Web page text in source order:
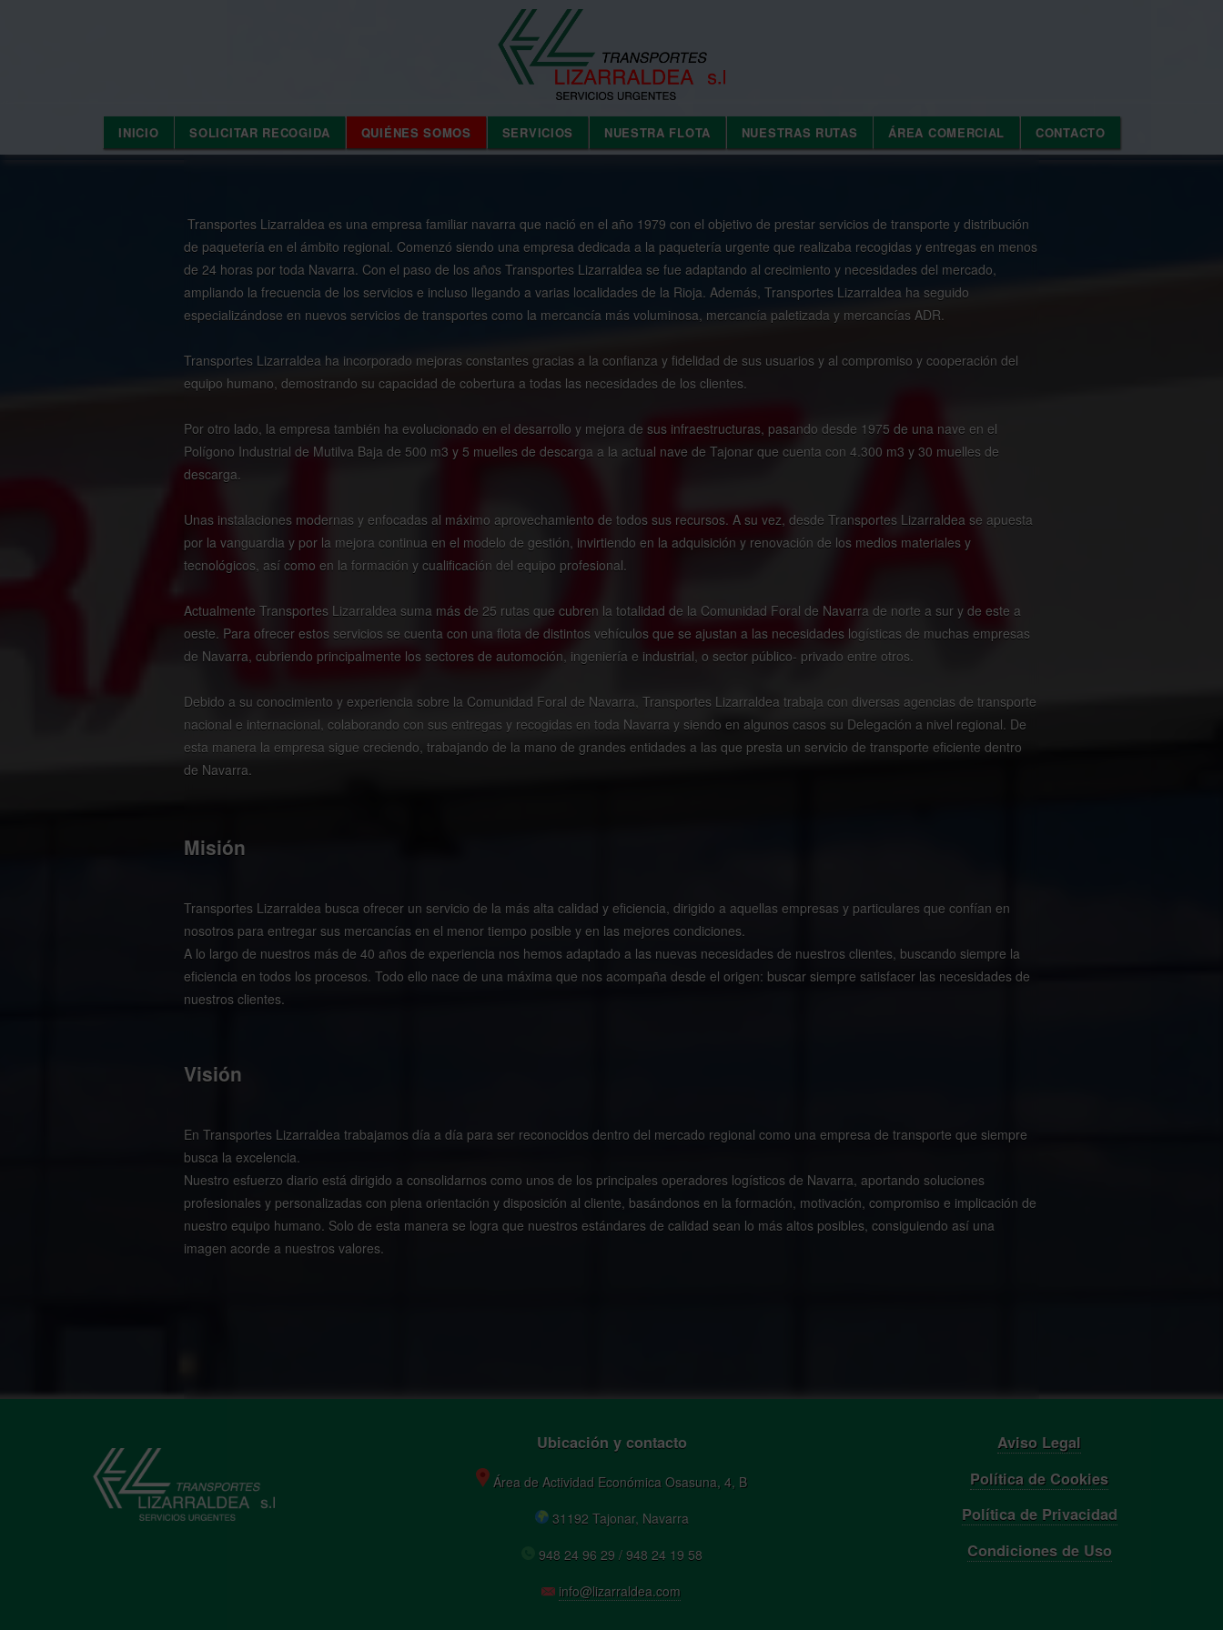
INICIO SOLICITAR RECOGIDA QUIÉNES SOMOS SERVICIOS NUESTRA FLOTA NUESTRAS RUTAS ÁREA COMERCIAL CONTACTO
Transportes Lizarraldea es una empresa familiar navarra que nació en el año 1979 con el objetivo de prestar servicios de transporte y distribución
de paquetería en el ámbito regional. Comenzó siendo una empresa dedicada a la paquetería urgente que realizaba recogidas y entregas en menos
de 24 horas por toda Navarra. Con el paso de los años Transportes Lizarraldea se fue adaptando al crecimiento y necesidades del mercado,
ampliando la frecuencia de los servicios e incluso llegando a varias localidades de la Rioja. Además, Transportes Lizarraldea ha seguido
especializándose en nuevos servicios de transportes como la mercancía más voluminosa, mercancía paletizada y mercancías ADR.
Transportes Lizarraldea ha incorporado mejoras constantes gracias a la confianza y fidelidad de sus usuarios y al compromiso y cooperación del
equipo humano, demostrando su capacidad de cobertura a todas las necesidades de los clientes.
Por otro lado, la empresa también ha evolucionado en el desarrollo y mejora de sus infraestructuras, pasando desde 1975 de una nave en el
Polígono Industrial de Mutilva Baja de 500 m3 y 5 muelles de descarga a la actual nave de Tajonar que cuenta con 4.300 m3 y 30 muelles de
descarga.
Unas instalaciones modernas y enfocadas al máximo aprovechamiento de todos sus recursos. A su vez, desde Transportes Lizarraldea se apuesta
por la vanguardia y por la mejora continua en el modelo de gestión, invirtiendo en la adquisición y renovación de los medios materiales y
tecnológicos, así como en la formación y cualificación del equipo profesional.
Actualmente Transportes Lizarraldea suma más de 25 rutas que cubren la totalidad de la Comunidad Foral de Navarra de norte a sur y de este a
oeste. Para ofrecer estos servicios se cuenta con una flota de distintos vehículos que se ajustan a las necesidades logísticas de muchas empresas
de Navarra, cubriendo principalmente los sectores de automoción, ingeniería e industrial, o sector público- privado entre otros.
Debido a su conocimiento y experiencia sobre la Comunidad Foral de Navarra, Transportes Lizarraldea trabaja con diversas agencias de transporte
nacional e internacional, colaborando con sus entregas y recogidas en toda Navarra y siendo en algunos casos su Delegación a nivel regional. De
esta manera la empresa sigue creciendo, trabajando de la mano de grandes entidades a las que presta un servicio de transporte eficiente dentro
de Navarra.
Misión
Transportes Lizarraldea busca ofrecer un servicio de la más alta calidad y eficiencia, dirigido a aquellas empresas y particulares que confían en
nosotros para entregar sus mercancías en el menor tiempo posible y en las mejores condiciones.
A lo largo de nuestros más de 40 años de experiencia nos hemos adaptado a las nuevas necesidades de nuestros clientes, buscando siempre la
eficiencia en todos los procesos. Todo ello nace de una máxima que nos acompaña desde el origen: buscar siempre satisfacer las necesidades de
nuestros clientes.
Visión
En Transportes Lizarraldea trabajamos día a día para ser reconocidos dentro del mercado regional como una empresa de transporte que siempre
busca la excelencia.
Nuestro esfuerzo diario está dirigido a consolidarnos como unos de los principales operadores logísticos de Navarra, aportando soluciones
profesionales y personalizadas con plena orientación y disposición al cliente, basándonos en la formación, motivación, compromiso e implicación de
nuestro equipo humano. Solo de esta manera se logra que nuestros estándares de calidad sean lo más altos posibles, consiguiendo así una
imagen acorde a nuestros valores.
Ubicación y contacto
Área de Actividad Económica Osasuna, 4, B
31192 Tajonar, Navarra
948 24 96 29 / 948 24 19 58
info@lizarraldea.com
Aviso Legal
Política de Cookies
Política de Privacidad
Condiciones de Uso